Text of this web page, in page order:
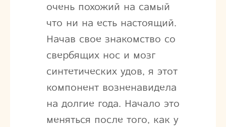
очень похожий на самый
что ни на есть настоящий.
Начав свое знакомство со
свербящих нос и мозг
синтетических удов, я этот
компонент возненавидела
на долгие года. Начало это
меняться после того, как у